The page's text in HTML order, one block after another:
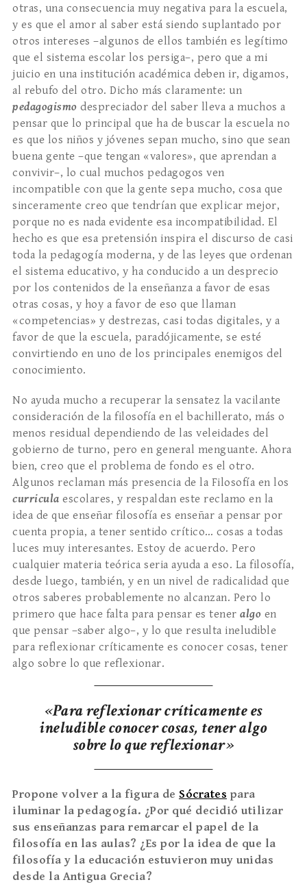
otras, una consecuencia muy negativa para la escuela,
y es que el amor al saber está siendo suplantado por
otros intereses –algunos de ellos también es legítimo
que el sistema escolar los persiga–, pero que a mi
juicio en una institución académica deben ir, digamos,
al rebufo del otro. Dicho más claramente: un
pedagogismo despreciador del saber lleva a muchos a
pensar que lo principal que ha de buscar la escuela no
es que los niños y jóvenes sepan mucho, sino que sean
buena gente –que tengan «valores», que aprendan a
convivir–, lo cual muchos pedagogos ven
incompatible con que la gente sepa mucho, cosa que
sinceramente creo que tendrían que explicar mejor,
porque no es nada evidente esa incompatibilidad. El
hecho es que esa pretensión inspira el discurso de casi
toda la pedagogía moderna, y de las leyes que ordenan
el sistema educativo, y ha conducido a un desprecio
por los contenidos de la enseñanza a favor de esas
otras cosas, y hoy a favor de eso que llaman
«competencias» y destrezas, casi todas digitales, y a
favor de que la escuela, paradójicamente, se esté
convirtiendo en uno de los principales enemigos del
conocimiento.
No ayuda mucho a recuperar la sensatez la vacilante
consideración de la filosofía en el bachillerato, más o
menos residual dependiendo de las veleidades del
gobierno de turno, pero en general menguante. Ahora
bien, creo que el problema de fondo es el otro.
Algunos reclaman más presencia de la Filosofía en los
curricula escolares, y respaldan este reclamo en la
idea de que enseñar filosofía es enseñar a pensar por
cuenta propia, a tener sentido crítico… cosas a todas
luces muy interesantes. Estoy de acuerdo. Pero
cualquier materia teórica seria ayuda a eso. La filosofía,
desde luego, también, y en un nivel de radicalidad que
otros saberes probablemente no alcanzan. Pero lo
primero que hace falta para pensar es tener algo en
que pensar –saber algo–, y lo que resulta ineludible
para reflexionar críticamente es conocer cosas, tener
algo sobre lo que reflexionar.
«Para reflexionar críticamente es
ineludible conocer cosas, tener algo
sobre lo que reflexionar»
Propone volver a la figura de Sócrates para
iluminar la pedagogía. ¿Por qué decidió utilizar
sus enseñanzas para remarcar el papel de la
filosofía en las aulas? ¿Es por la idea de que la
filosofía y la educación estuvieron muy unidas
desde la Antigua Grecia?